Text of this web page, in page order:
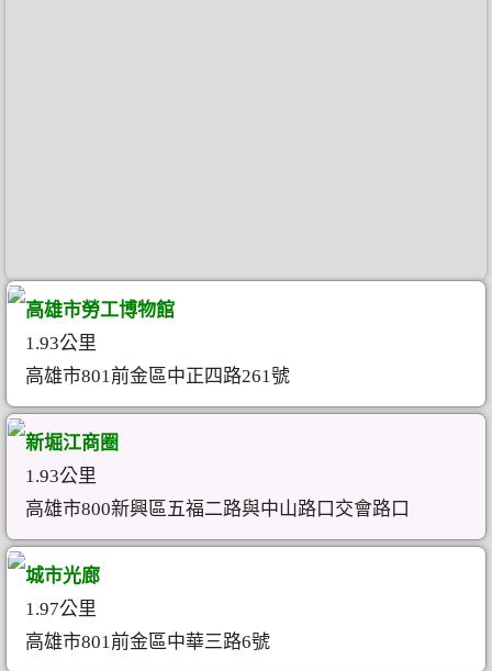
高雄市勞工博物館
1.93公里
高雄市801前金區中正四路261號
新堀江商圈
1.93公里
高雄市800新興區五福二路與中山路口交會路口
城市光廊
1.97公里
高雄市801前金區中華三路6號